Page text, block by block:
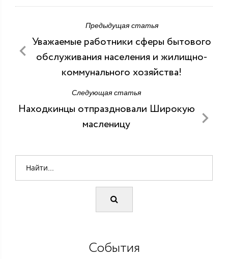
Предыдущая статья
Уважаемые работники сферы бытового
обслуживания населения и жилищно-
коммунального хозяйства!
Следующая статья
Находкинцы отпраздновали Широкую
масленицу
События